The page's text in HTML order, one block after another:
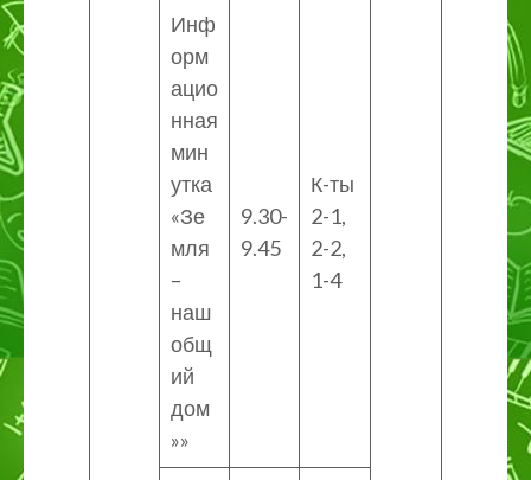
Инф
орм
ацио
нная
мин
утка
«Зе
мля
–
наш
общ
ий
дом
»»
9.30-
9.45
К-ты
2-1,
2-2,
1-4